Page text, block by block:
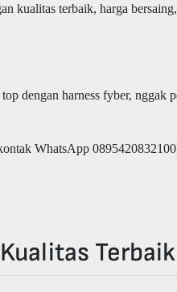
kualitas terbaik, harga
dengan harness fyber,
WhatsApp